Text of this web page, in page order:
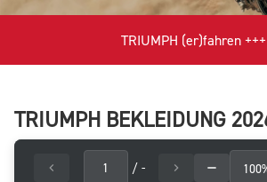
TRIUMPH (er)fahren
TRIUMPH BEKLEIDUNG
/ -